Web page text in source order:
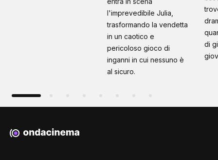
l'imprevedibile Julia,
trasformando la vendetta
in un caotico e
pericoloso gioco di
inganni in cui nessuno è
al sicuro.
di